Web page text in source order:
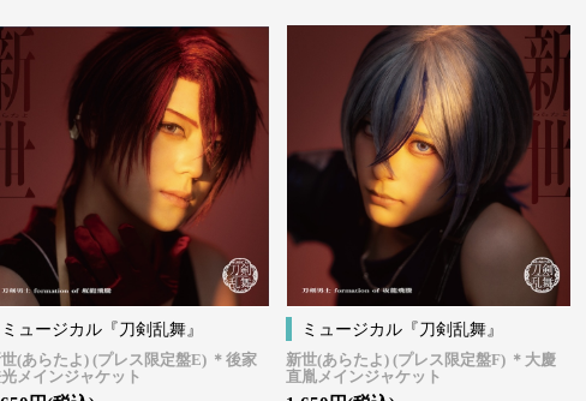
ミュージカル『刀剣乱舞』
(あらたよ) (プレス限定盤E) ＊後家
メインジャケット
ミュージカル『刀剣乱舞』
新世(あらたよ) (プレス限定盤F) ＊大慶
直胤メインジャケット